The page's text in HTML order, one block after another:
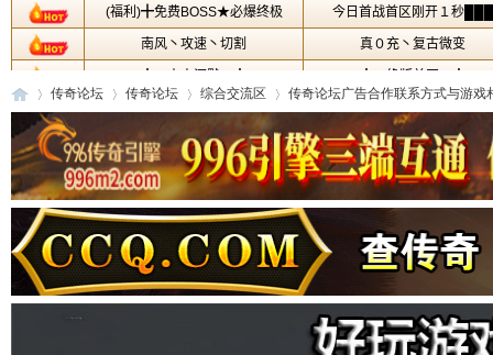
传 »
传奇论坛
›
传奇论坛 综合交流区
›
传奇论坛广告合作联系方式与游戏